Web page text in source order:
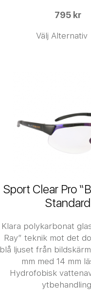
795 kr
Välj Alternativ
Sport Clear Pro
Standard
Klara polykarbonat
Ray” teknik mot det
blå ljuset från
mm med 14 mm
Hydrofobisk